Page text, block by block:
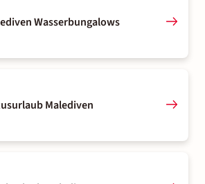
Wasserbungalows
Malediven